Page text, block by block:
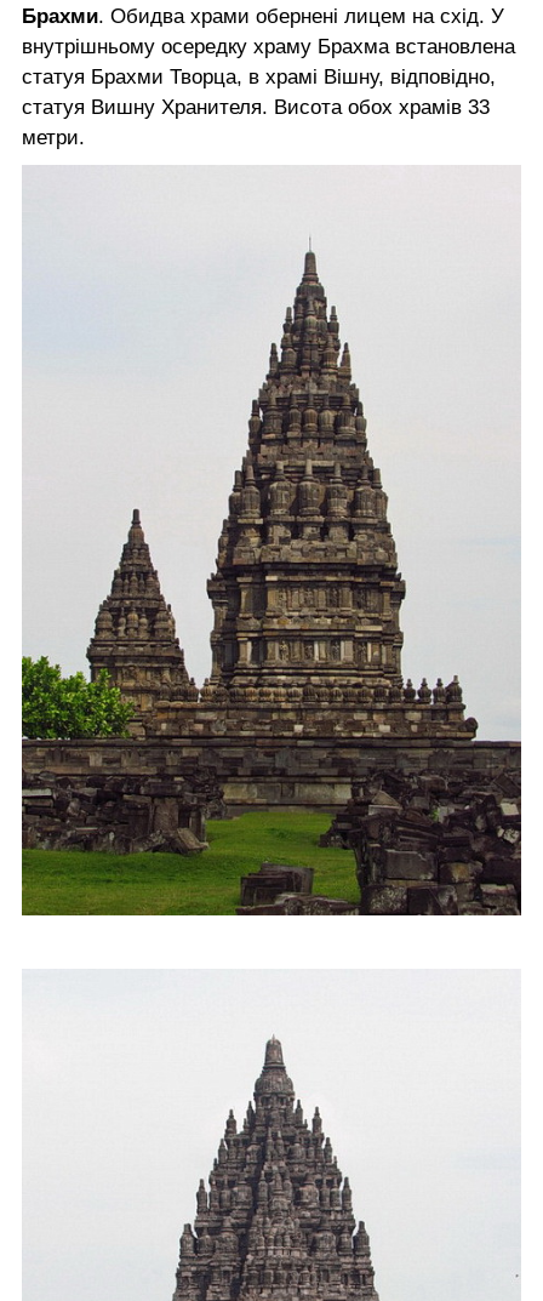
Брахми. Обидва храми обернені лицем на схід. У
внутрішньому осередку храму Брахма встановлена
статуя Брахми Творца, в храмі Вішну, відповідно,
статуя Вишну Хранителя. Висота обох храмів 33
метри.